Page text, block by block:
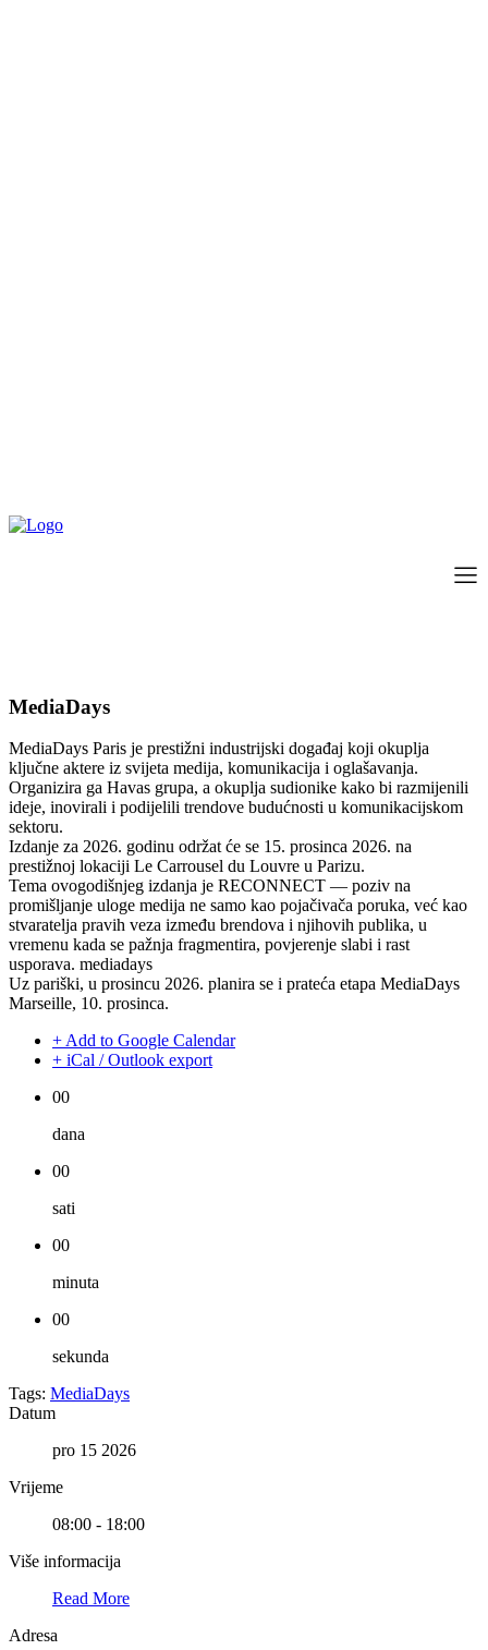
MediaDays
MediaDays Paris je prestižni industrijski događaj koji okuplja
ključne aktere iz svijeta medija, komunikacija i oglašavanja.
Organizira ga Havas grupa, a okuplja sudionike kako bi razmijenili
ideje, inovirali i podijelili trendove budućnosti u komunikacijskom
sektoru.
Izdanje za 2026. godinu održat će se 15. prosinca 2026. na
prestižnoj lokaciji Le Carrousel du Louvre u Parizu.
Tema ovogodišnjeg izdanja je RECONNECT — poziv na
promišljanje uloge medija ne samo kao pojačivača poruka, već kao
stvaratelja pravih veza između brendova i njihovih publika, u
vremenu kada se pažnja fragmentira, povjerenje slabi i rast
usporava. mediadays
Uz pariški, u prosincu 2026. planira se i pratećа etapa MediaDays
Marseille, 10. prosinca.
+ Add to Google Calendar
+ iCal / Outlook export
00
dana
00
sati
00
minuta
00
sekunda
Tags: MediaDays
Datum
pro 15 2026
Vrijeme
08:00 - 18:00
Više informacija
Read More
Adresa